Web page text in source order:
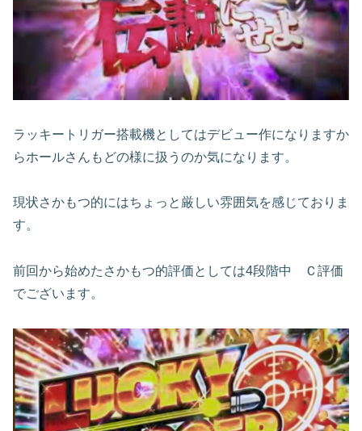
ラッキートリガー搭載機としてはデビュー作になりますか
らホールさんもどの様に扱うのか気になります。
現状さかもつ的にはちょっと厳しい雰囲気を感じておりま
す。
前回から始めたさかもつ的評価としては4段階中 Ｃ評価
でございます。